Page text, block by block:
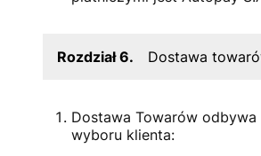
Rozdział 6. Dostawa
Dostawa Towarów odbywa
wyboru klienta: